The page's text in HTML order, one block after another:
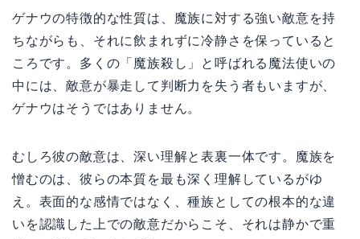
ゲナウの特徴的な性質は、魔族に対する強い敵意を持
ちながらも、それに飲まれずに冷静さを保っていると
ころです。多くの「魔族殺し」と呼ばれる魔法使いの
中には、敵意が暴走して判断力を失う者もいますが、
ゲナウはそうではありません。
むしろ彼の敵意は、深い理解と表裏一体です。魔族を
憎むのは、彼らの本質を最も深く理解しているがゆ
え。表面的な感情ではなく、種族としての根本的な違
いを認識した上での敵意だからこそ、それは静かで重